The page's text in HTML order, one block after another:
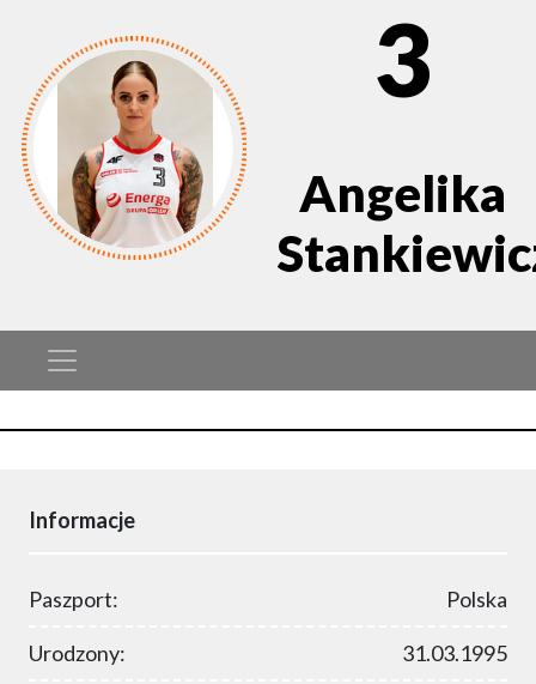
3
Angelika
Informacje
Paszport: Polska
Urodzony: 31.03.1995